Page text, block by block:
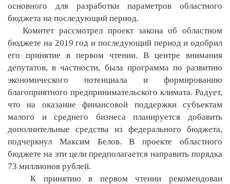
основного для разработки параметров областного
бюджета на последующий период.
Комитет рассмотрел проект закона об областном
бюджете на 2019 год и последующий период и одобрил
его принятие в первом чтении. В центре внимания
депутатов, в частности, была программа по развитию
экономического потенциала и формированию
благоприятного предпринимательского климата. Радует,
что на оказание финансовой поддержки субъектам
малого и среднего бизнеса планируется добавить
дополнительные средства из федерального бюджета,
подчеркнул Максим Белов. В проекте областного
бюджете на эти цели предполагается направить порядка
73 миллионов рублей.
К принятию в первом чтении рекомендован